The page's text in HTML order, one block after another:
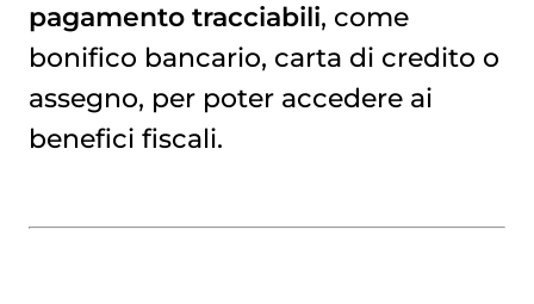
pagamento tracciabili, come
bonifico bancario, carta di credito o
assegno, per poter accedere ai
benefici fiscali.